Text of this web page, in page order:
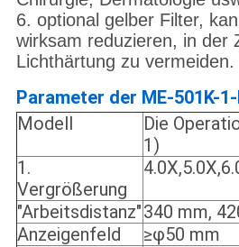
6. optional gelber Filter,
wirksam reduzieren, in der
Lichthärtung zu vermeiden.
Parameter der ME-501K-
Modell
Die
1)
1.
Vergrößerung
"Arbeitsdistanz"340 mm,
Anzeigenfeld
≥φ50 mm